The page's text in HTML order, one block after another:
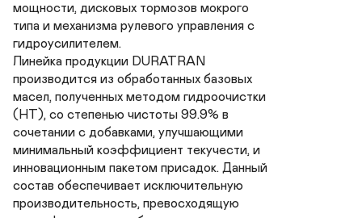
мощности, дисковых тормозов мокрого
типа и механизма рулевого управления с
гидроусилителем.
Линейка продукции DURATRAN
производится из обработанных базовых
масел, полученных методом гидроочистки
(НТ), со степенью чистоты 99.9% в
сочетании с добавками, улучшающими
минимальный коэффициент текучести, и
инновационным пакетом присадок. Данный
состав обеспечивает исключительную
производительность, превосходящую